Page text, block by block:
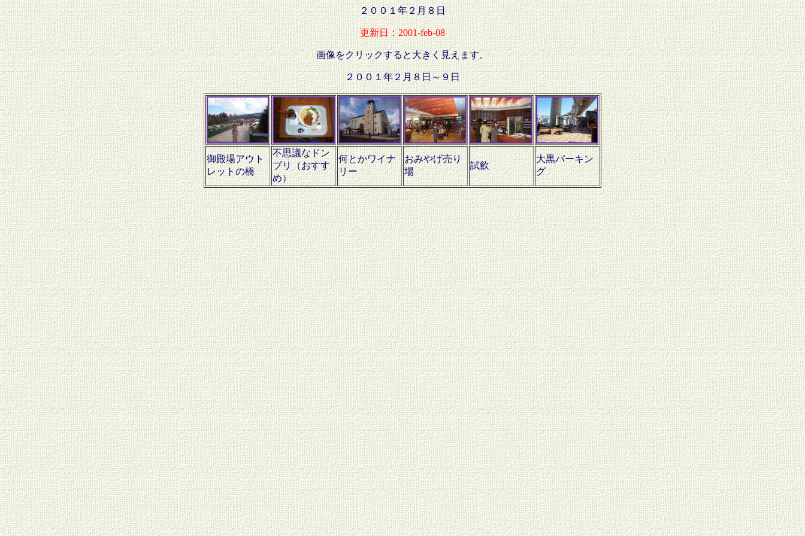
２００１年２月８日
更新日：2001-feb-08
画像をクリックすると大きく見えます。
２００１年２月８日～９日
御殿場アウト
レットの橋
不思議なドン
ブリ（おすす
め）
何とかワイナ
リー
おみやげ売り
場
試飲
大黒パーキン
グ